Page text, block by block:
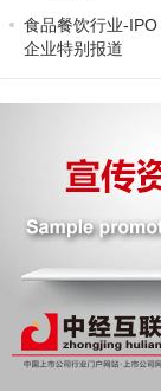
食品餐饮行业-IPO
企业特别报道